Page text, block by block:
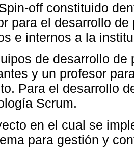
off constituido
para el desarrollo
e internos a la
de desarrollo
y un profesor
Para el desarrollo
Scrum.
en el cual se
para gestión y